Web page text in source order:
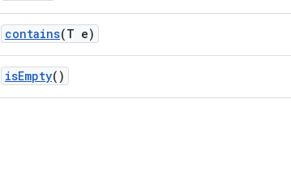
contains(T e)
isEmpty()